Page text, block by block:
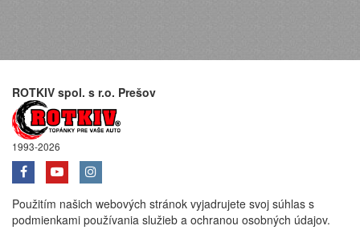
ROTKIV spol. s r.o. Prešov
1993-2026
Použitím našich webových stránok vyjadrujete svoj súhlas s
podmienkami používania služieb a ochranou osobných údajov.